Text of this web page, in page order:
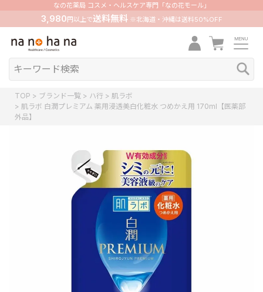
なの花薬局 コスメ・ヘルスケア専門「なの花モール」
3,980 円以上で送料無料※北海道・沖縄は送料50%OFF
TOP ブランド一覧 ハ行
肌ラボ
肌ラボ 白潤プレミアム 薬用浸透美白化粧水 つめかえ用 170ml【医薬部
外品】